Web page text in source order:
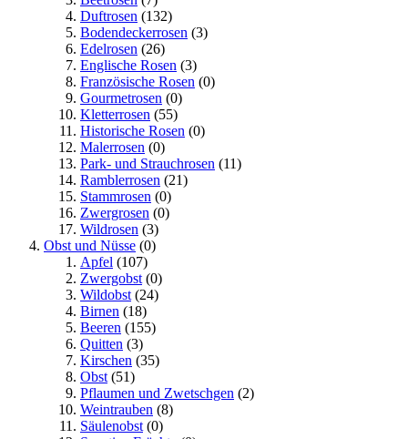
Duftrosen (132)
Bodendeckerrosen (3)
Edelrosen (26)
Englische Rosen (3)
Französische Rosen (0)
Gourmetrosen (0)
Kletterrosen (55)
Historische Rosen (0)
Malerrosen (0)
Park- und Strauchrosen (11)
Ramblerrosen (21)
Stammrosen (0)
Zwergrosen (0)
Wildrosen (3)
Obst und Nüsse (0)
Apfel (107)
Zwergobst (0)
Wildobst (24)
Birnen (18)
Beeren (155)
Quitten (3)
Kirschen (35)
Obst (51)
Pflaumen und Zwetschgen (2)
Weintrauben (8)
Säulenobst (0)